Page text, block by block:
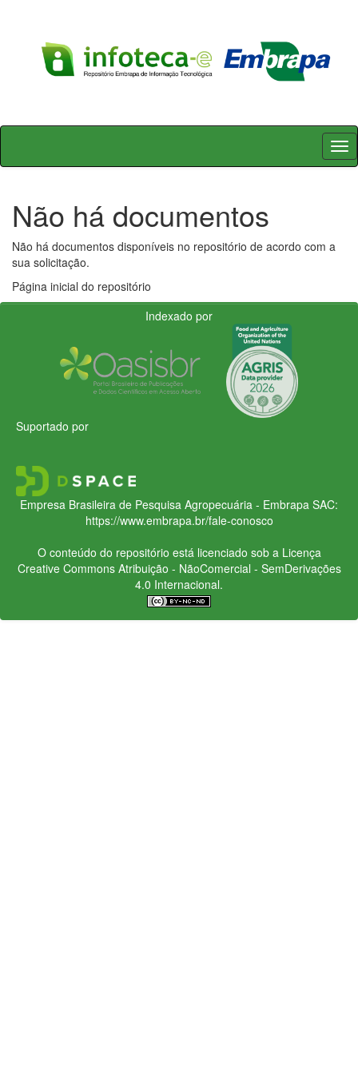
Skip
Não há documentos
Não há documentos disponíveis no repositório de acordo com a
sua solicitação.
Página inicial do repositório
Indexado por
Suportado por
Empresa Brasileira de Pesquisa Agropecuária - Embrapa SAC:
https://www.embrapa.br/fale-conosco
O conteúdo do repositório está licenciado sob a Licença
Creative CommonsAtribuição - NãoComercial - SemDerivações
4.0 Internacional.